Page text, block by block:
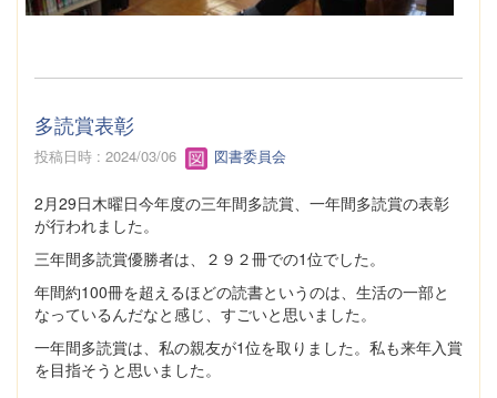
多読賞表彰
投稿日時 : 2024/03/06 図書委員会
2月29日木曜日今年度の三年間多読賞、一年間多読賞の表彰
が行われました。
三年間多読賞優勝者は、２９２冊での1位でした。
年間約100冊を超えるほどの読書というのは、生活の一部と
なっているんだなと感じ、すごいと思いました。
一年間多読賞は、私の親友が1位を取りました。私も来年入賞
を目指そうと思いました。